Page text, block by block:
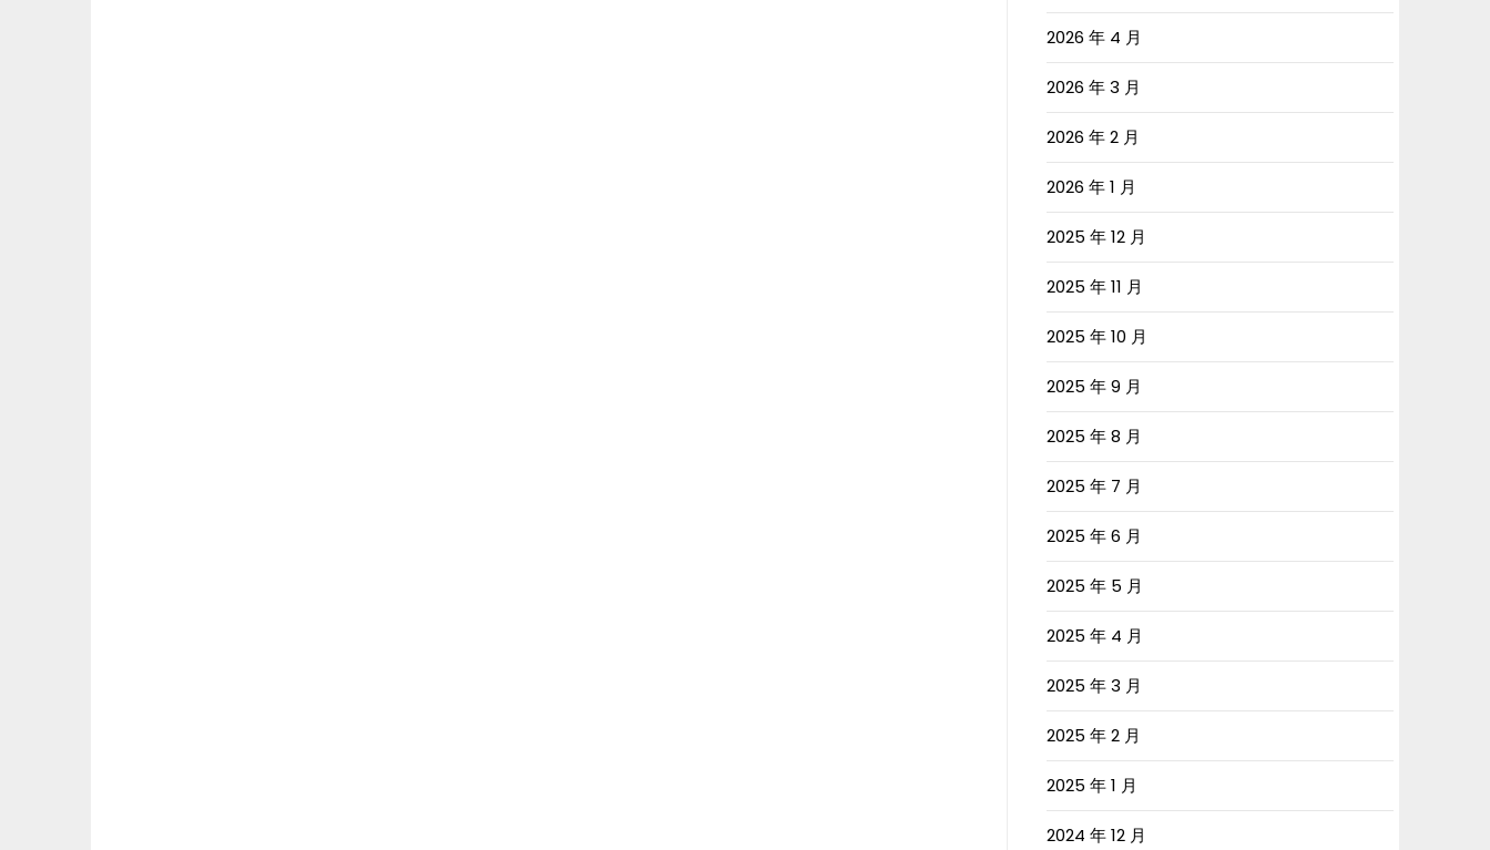
2026 年 4 月
2026 年 3 月
2026 年 2 月
2026 年 1 月
2025 年 12 月
2025 年 11 月
2025 年 10 月
2025 年 9 月
2025 年 8 月
2025 年 7 月
2025 年 6 月
2025 年 5 月
2025 年 4 月
2025 年 3 月
2025 年 2 月
2025 年 1 月
2024 年 12 月